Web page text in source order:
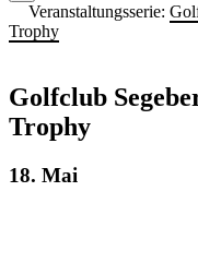
Veranstaltungsserie:
Trophy
Golfclub
Trophy
18. Mai